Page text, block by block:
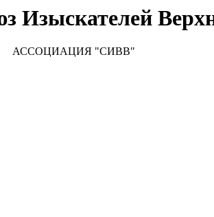
Изыскателей
АССОЦИАЦИЯ "СИВВ"